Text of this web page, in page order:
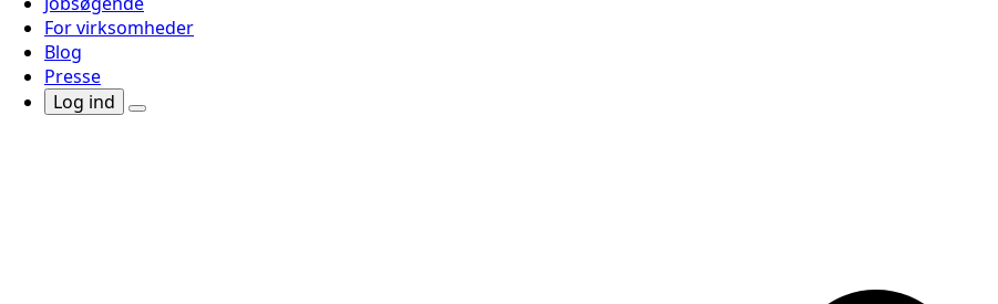
For virksomheder
Blog
Presse
Log ind